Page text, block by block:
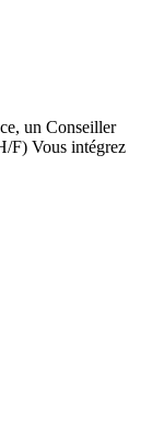
un Conseiller
F) Vous intégrez